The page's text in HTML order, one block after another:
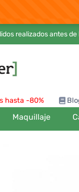
realizados antes
hasta -80%
Maquillaje